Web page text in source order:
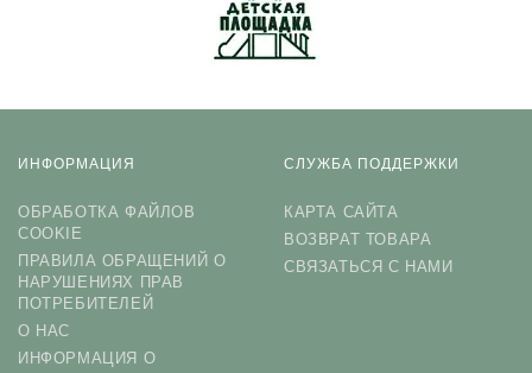
ИНФОРМАЦИЯ
ОБРАБОТКА ФАЙЛОВ
COOKIE
ПРАВИЛА ОБРАЩЕНИЙ О
НАРУШЕНИЯХ ПРАВ
ПОТРЕБИТЕЛЕЙ
О НАС
ИНФОРМАЦИЯ О
СЛУЖБА ПОДДЕРЖКИ
КАРТА САЙТА
ВОЗВРАТ ТОВАРА
СВЯЗАТЬСЯ С НАМИ